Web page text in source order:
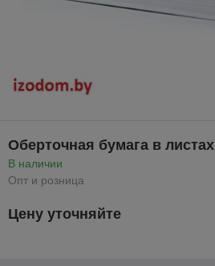
Оберточная бумага в листах
В наличии
Опт и розница
Цену уточняйте